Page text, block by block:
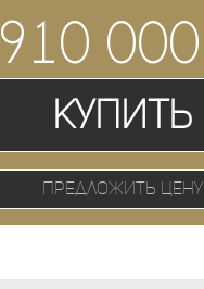
910 000
Купить
Предложить цену